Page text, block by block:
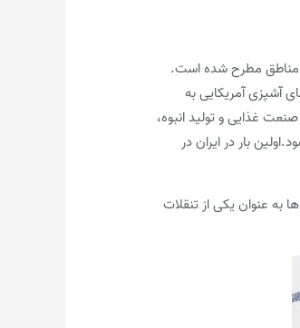
مناطق مطرح شده است.
از تولید کوکی کره بادام زمینی در دهه ۱۸۹۰ میلادی در کتاب‌های آشپزی آمریکایی به
غذایی و تولید انبوه،
بار در ایران در
به عنوان یکی از تنقلات